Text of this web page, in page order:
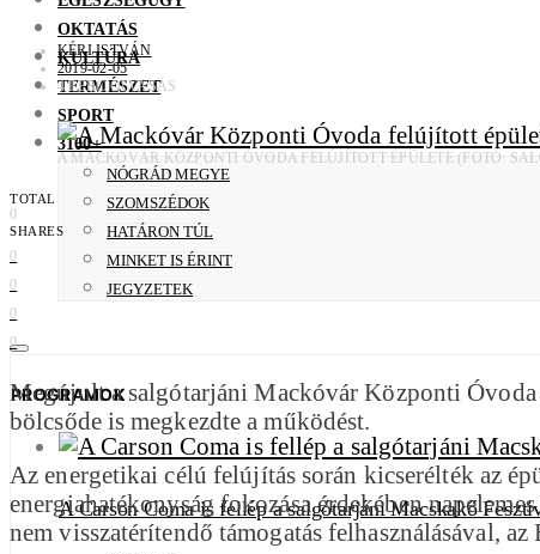
OKTATÁS
KULTÚRA
TERMÉSZET
SPORT
3100+
NÓGRÁD MEGYE
SZOMSZÉDOK
HATÁRON TÚL
MINKET IS ÉRINT
JEGYZETEK
PROGRAMOK
A Carson Coma is fellép a salgótarjáni Macskakő
KÉRI ISTVÁN
2019-02-05
4 PERC OLVASÁS
A MACKÓVÁR KÖZPONTI ÓVODA FELÚJÍTOTT ÉPÜLETE (FOTÓ:
TOTAL
0
SHARES
0
0
0
0
Megújult a salgótarjáni Mackóvár Központi Óvoda
bölcsőde is megkezdte a működést.
Az energetikai célú felújítás során kicserélték az
energiahatékonyság fokozása érdekében
nem visszatérítendő támogatás felhasználásával,